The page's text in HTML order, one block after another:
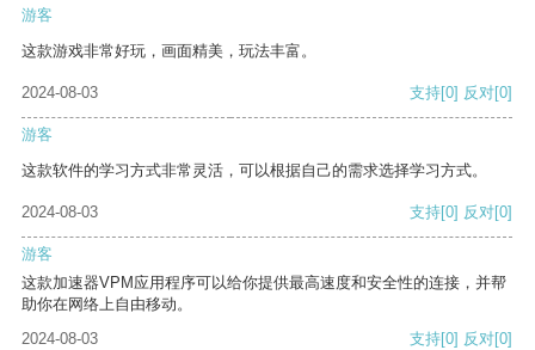
游客
这款游戏非常好玩，画面精美，玩法丰富。
2024-08-03 支持[0] 反对[0]
游客
这款软件的学习方式非常灵活，可以根据自己的需求选择学习方式。
2024-08-03 支持[0] 反对[0]
游客
这款加速器VPM应用程序可以给你提供最高速度和安全性的连接，并帮
助你在网络上自由移动。
2024-08-03
支持[0] 反对[0]